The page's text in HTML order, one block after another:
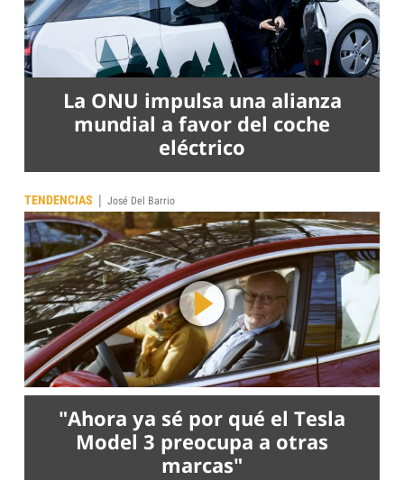
La ONU impulsa una alianza
mundial a favor del coche
eléctrico
TENDENCIAS | José Del Barrio
"Ahora ya sé por qué el Tesla
Model 3 preocupa a otras
marcas"